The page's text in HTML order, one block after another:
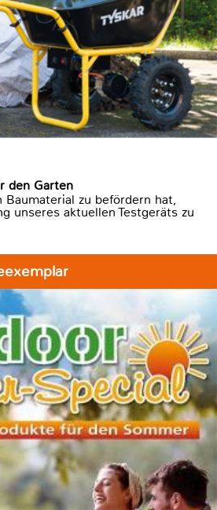
den Garten
zu befördern hat,
unseres aktuellen Testgeräts zu